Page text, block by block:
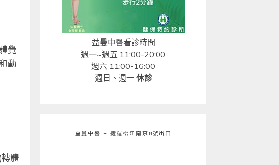
覺
動
體
益曼中醫看診時間
週一~週五 11:00-20:00
週六 11:00-16:00
週日、週一 休診
益曼中醫 – 捷運松江南京8號出口